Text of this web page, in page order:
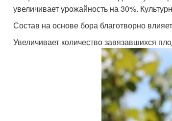
увеличивает урожайность на 30%.
Состав на основе бора благотворно
Увеличивает количество завязавшихся